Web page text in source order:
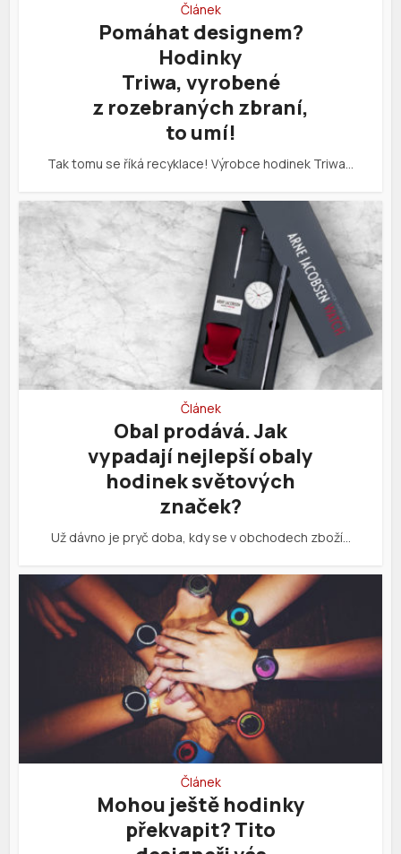
Článek
Pomáhat designem?
Hodinky
Triwa, vyrobené
z rozebraných zbraní,
to umí!
Tak tomu se říká recyklace! Výrobce hodinek Triwa…
Článek
Obal prodává. Jak
vypadají nejlepší obaly
hodinek světových
značek?
Už dávno je pryč doba, kdy se v obchodech zboží…
Článek
Mohou ještě hodinky
překvapit? Tito